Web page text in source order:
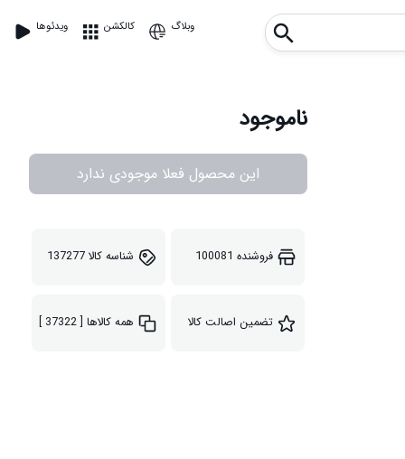
ویدئوها کالکشن وبلاگ
ناموجود
این محصول فعلا موجودی ندارد
فروشنده 100081 شناسه کالا137277
تضمین اصالت کالا همه کالاها [ 37322 ]